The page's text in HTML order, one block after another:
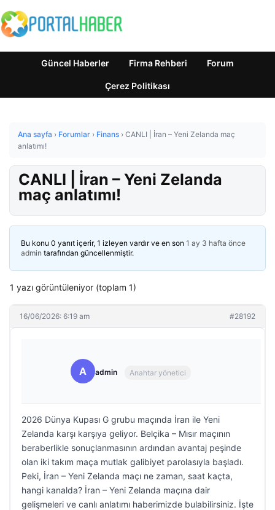
Güncel Haberler Firma Rehberi Forum
Çerez Politikası
Ana sayfa › Forumlar › Finans › CANLI | İran – Yeni Zelanda maç
anlatımı!
CANLI | İran – Yeni Zelanda
maç anlatımı!
Bu konu 0 yanıt içerir, 1 izleyen vardır ve en son 1 ay 3 hafta önce
admin tarafından güncellenmiştir.
1 yazı görüntüleniyor (toplam 1)
16/06/2026: 6:19 am #28192
A admin Anahtar yönetici
2026 Dünya Kupası G grubu maçında İran ile Yeni
Zelanda karşı karşıya geliyor. Belçika – Mısır maçının
beraberlikle sonuçlanmasının ardından avantaj peşinde
olan iki takım maça mutlak galibiyet parolasıyla başladı.
Peki, İran – Yeni Zelanda maçı ne zaman, saat kaçta,
hangi kanalda? İran – Yeni Zelanda maçına dair
gelişmeleri ve canlı anlatımı haberimizde bulabilirsiniz. İşte